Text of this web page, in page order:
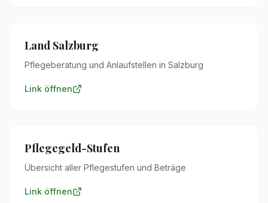
Land Salzburg
Pflegeberatung und Anlaufstellen in Salzburg
Link öffnen
Pflegegeld-Stufen
Übersicht aller Pflegestufen und Beträge
Link öffnen